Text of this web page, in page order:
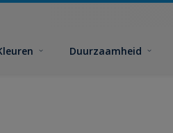
Duurzaamheid